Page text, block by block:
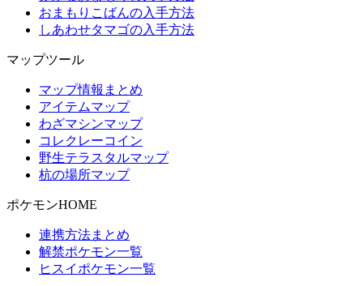
おまもりこばんの入手方法
しあわせタマゴの入手方法
マップツール
マップ情報まとめ
アイテムマップ
わざマシンマップ
コレクレーコイン
野生テラスタルマップ
杭の場所マップ
ポケモンHOME
連携方法まとめ
解禁ポケモン一覧
ヒスイポケモン一覧